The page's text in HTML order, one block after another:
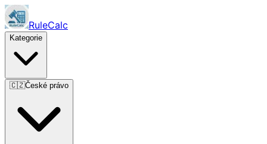
RuleCalc
Kategorie
🇨🇿České právo